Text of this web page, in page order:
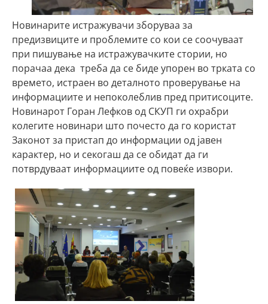
Новинарите истражувачи зборуваа за
предизвиците и проблемите со кои се соочуваат
при пишување на истражувачките стории, но
порачаа дека треба да се биде упорен во трката со
времето, истраен во деталното проверување на
информациите и непоколеблив пред притисоците.
Новинарот Горан Лефков од СКУП ги охрабри
колегите новинари што почесто да го користат
Законот за пристап до информации од јавен
карактер, но и секогаш да се обидат да ги
потврдуваат информациите од повеќе извори.